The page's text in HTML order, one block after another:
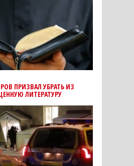
ПРИЗВАЛ УБРАТЬ ИЗ
ЛИТЕРАТУРУ